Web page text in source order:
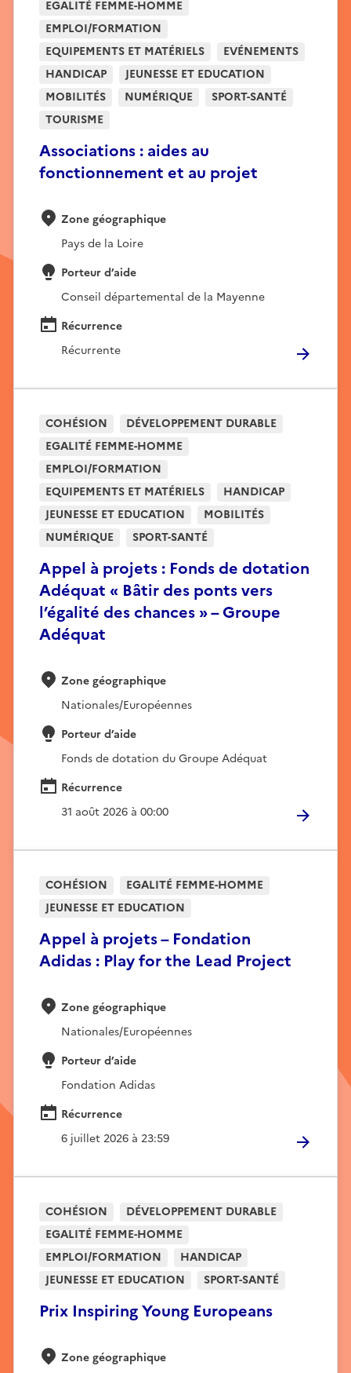
Associations : aides au
fonctionnement et au projet
EGALITÉ FEMME-HOMME
EMPLOI/FORMATION
EQUIPEMENTS ET MATÉRIELS
EVÉNEMENTS
HANDICAP
JEUNESSE ET EDUCATION
MOBILITÉS
NUMÉRIQUE
SPORT-SANTÉ
TOURISME
Zone géographique
Pays de la Loire
Porteur d’aide
Conseil départemental de la Mayenne
Récurrence
Récurrente
Appel à projets : Fonds de dotation
Adéquat « Bâtir des ponts vers
l’égalité des chances » – Groupe
Adéquat
COHÉSION
DÉVELOPPEMENT DURABLE
EGALITÉ FEMME-HOMME
EMPLOI/FORMATION
EQUIPEMENTS ET MATÉRIELS
HANDICAP
JEUNESSE ET EDUCATION
MOBILITÉS
NUMÉRIQUE
SPORT-SANTÉ
Zone géographique
Nationales/Européennes
Porteur d’aide
Fonds de dotation du Groupe Adéquat
Récurrence
31 août 2026 à 00:00
Appel à projets – Fondation
Adidas : Play for the Lead Project
COHÉSION
EGALITÉ FEMME-HOMME
JEUNESSE ET EDUCATION
Zone géographique
Nationales/Européennes
Porteur d’aide
Fondation Adidas
Récurrence
6 juillet 2026 à 23:59
Prix Inspiring Young Europeans
COHÉSION
DÉVELOPPEMENT DURABLE
EGALITÉ FEMME-HOMME
EMPLOI/FORMATION
HANDICAP
JEUNESSE ET EDUCATION
SPORT-SANTÉ
Zone géographique